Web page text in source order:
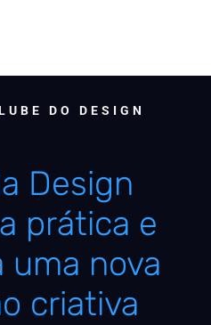
DO DESIGN
Design
prática e
uma nova
criativa